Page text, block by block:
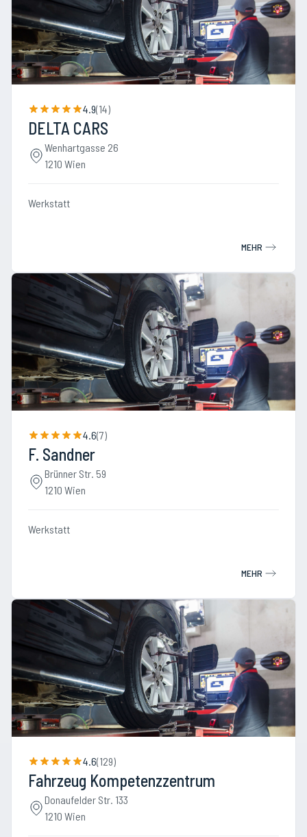
4.9(14)
DELTA CARS
Wenhartgasse 26
1210 Wien
Werkstatt
MEHR
4.6(7)
F. Sandner
Brünner Str. 59
1210 Wien
Werkstatt
MEHR
4.6(129)
Fahrzeug Kompetenzzentrum
Donaufelder Str. 133
1210 Wien